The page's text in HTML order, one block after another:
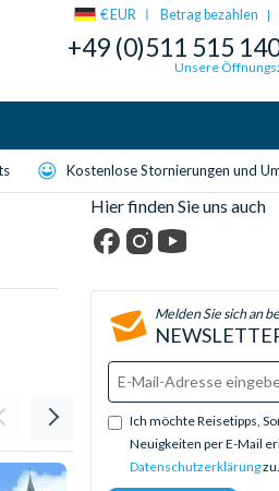
€ EUR Betrag bezahlen |
+49 (0)511 515
Unsere
Kostenlose Stornierungen und
Hier finden Sie uns auch
Melden Sie sich an
Ich möchte Reisetipps,
Neuigkeiten per E-Mail
Datenschutzerklärungzu.